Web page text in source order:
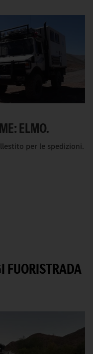
ELMO.
per le spedizioni.
FUORISTRADA